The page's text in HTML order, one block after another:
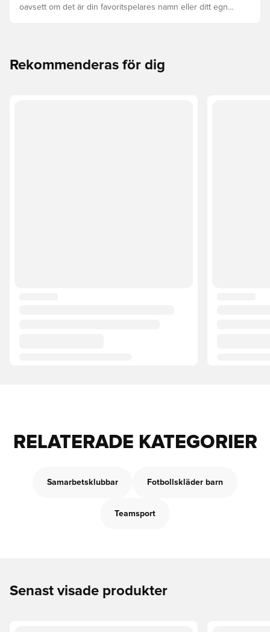
oavsett om det är din favoritspelares namn eller ditt egna.
Rekommenderas för dig
RELATERADE KATEGORIER
Samarbetsklubbar Fotbollskläder barn
Teamsport
Senast visade produkter